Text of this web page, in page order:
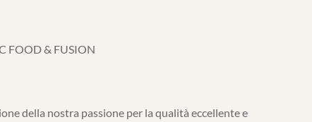
FOOD & FUSION
della nostra passione per la qualità eccellente e